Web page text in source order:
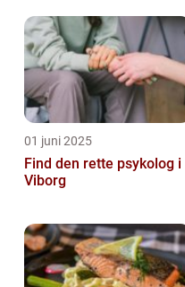
01 juni 2025
Find den rette psykolog i
Viborg